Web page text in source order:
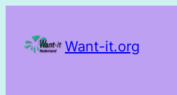
Want-it.org